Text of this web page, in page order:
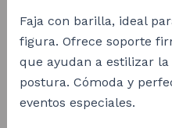
Faja con barilla, ideal
figura. Ofrece soporte
que ayudan a estilizar
postura. Cómoda y
eventos especiales.